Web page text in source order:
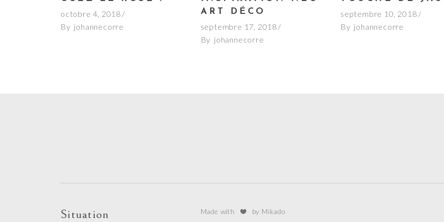
octobre 4, 2018
By johannecorre
ART DÉCO
septembre 17, 2018
By johannecorre
septembre 10, 2018
By johannecorre
Situation Made with by Mikado